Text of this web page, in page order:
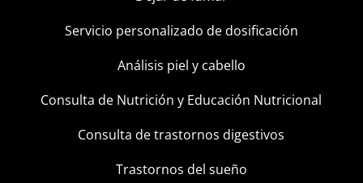
Servicio personalizado de dosificación
Análisis piel y cabello
Consulta de Nutrición y Educación Nutricional
Consulta de trastornos digestivos
Trastornos del sueño